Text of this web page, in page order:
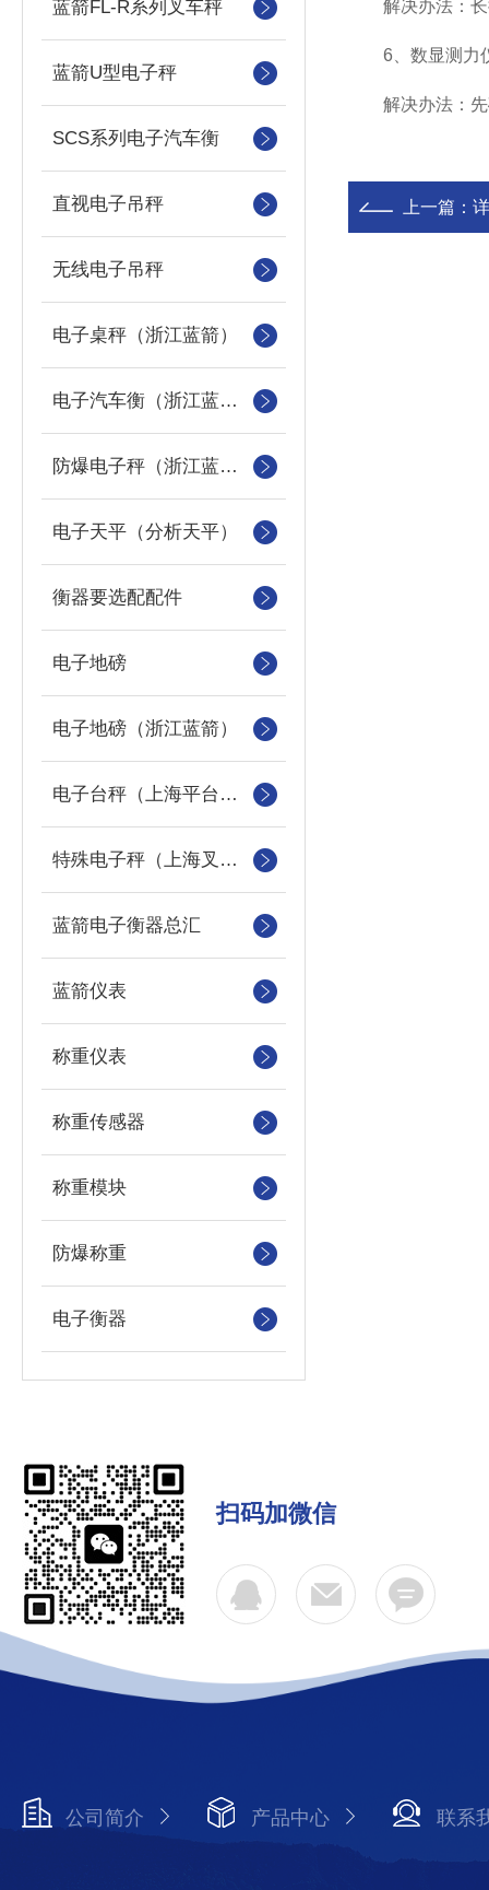
蓝箭FL-R系列叉车秤
蓝箭U型电子秤
SCS系列电子汽车衡
直视电子吊秤
无线电子吊秤
电子桌秤（浙江蓝箭）
电子汽车衡（浙江蓝箭汽车衡）
防爆电子秤（浙江蓝箭防爆秤）
电子天平（分析天平）
衡器要选配配件
电子地磅
电子地磅（浙江蓝箭）
电子台秤（上海平台称）
特殊电子秤（上海叉车秤）
蓝箭电子衡器总汇
蓝箭仪表
称重仪表
称重传感器
称重模块
防爆称重
电子衡器
解决办法：长
6、数显测力仪
解决办法：先确
上一篇：
扫码加微信
公司简介 产品中心 联系